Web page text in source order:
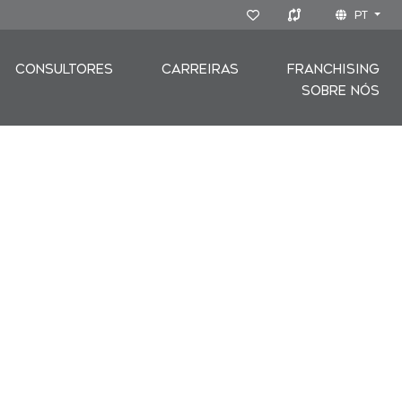
PT
CONSULTORES CARREIRAS
FRANCHISING
SOBRE NÓS